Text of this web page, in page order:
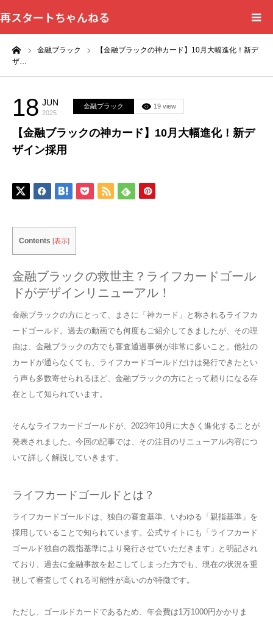
再スタートちゃんねる
金融ブラック
【金融ブラックの神カード】10月大幅進化！新デ
ザ…
18 JUN
2025
金融ブラック 19 view
【金融ブラックの神カード】10月大幅進化！新デ
ザイン採用
Contents [表示]
金融ブラックの救世主？ライフカードゴール
ドがデザインリニューアル！
金融ブラックの方にとって、まさに「神カード」と称されるライフカ
ードゴールド。過去の動画でも何度もご紹介してきましたが、その理
由は、金融ブラックの方でも審査通過事例が非常に多いこと。他社の
カードが通らなくても、ライフカードゴールドだけは発行できたとい
う声も多数寄せられるほど、金融ブラックの方にとって頼りになる存
在として知られています。
そんなライフカードゴールドが、2023年10月に大きく進化することが
発表されました。今回の記事では、その注目のリニューアル内容につ
いて詳しく解説していきます。
ライフカードゴールドとは？
ライフカードゴールドは、独自の審査基準、いわゆる「親指基準」を
採用していることで知られています。公式サイトにも「ライフカード
ゴールド独自の親指基準により発行させていただきます」と明記され
ており、過去に金融事故を起こしてしまった方でも、現在の状況を重
視して審査してくれる可能性が高いのが特徴です。
ただし、ゴールドカードであるため、年会費は1万1000円かかりま
HOME
プライバシーポリシー